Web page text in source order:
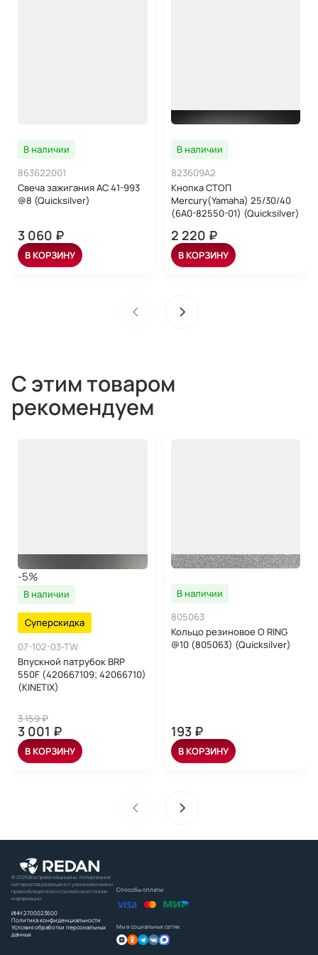
В наличии
863622001
Свеча зажигания AC 41-993
@8 (Quicksilver)
3 060 ₽
В КОРЗИНУ
В наличии
823609A2
Кнопка СТОП
Mercury(Yamaha) 25/30/40
(6A0-82550-01) (Quicksilver)
2 220 ₽
В КОРЗИНУ
С этим товаром
рекомендуем
-5%
В наличии
Суперскидка
07-102-03-TW
Впускной патрубок BRP
550F (420667109; 42066710)
(KINETIX)
3 159 ₽
3 001 ₽
В КОРЗИНУ
В наличии
805063
Кольцо резиновое O RING
@10 (805063) (Quicksilver)
193 ₽
В КОРЗИНУ
© 2026 Все права защищены. Копирование
материалов разрешено с указанием имени
правообладателя и ссылкой на источник
информации
ИНН 2700023600
Политика конфиденциальности
Условия обработки персональных
данных
Способы оплаты:
Мы в социальных сетях